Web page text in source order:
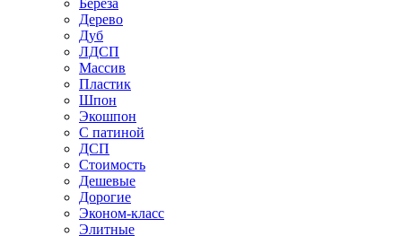
Береза
Дерево
Дуб
ЛДСП
Массив
Пластик
Шпон
Экошпон
С патиной
ДСП
Стоимость
Дешевые
Дорогие
Эконом-класс
Элитные